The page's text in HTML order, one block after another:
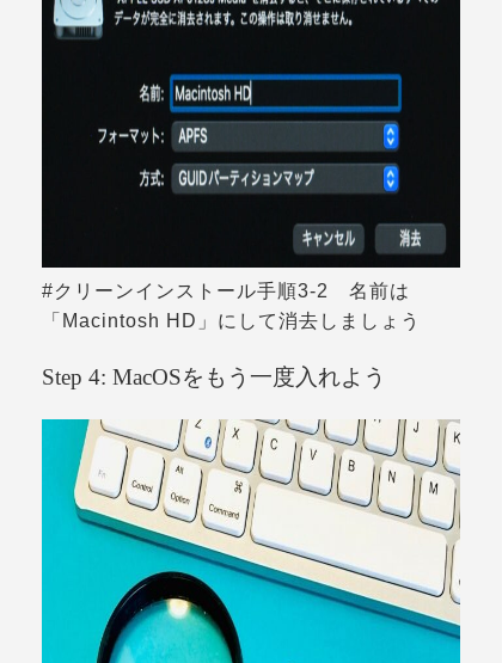
#クリーンインストール手順3-2 名前は
「Macintosh HD」にして消去しましょう
Step 4: MacOSをもう一度入れよう